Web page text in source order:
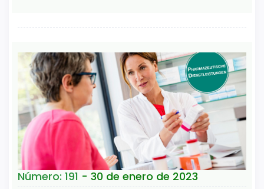
Número: 191 - 30 de enero de 2023